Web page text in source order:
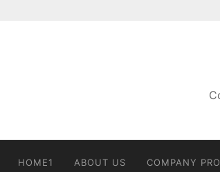
HOME1 ABOUT US COMPANY